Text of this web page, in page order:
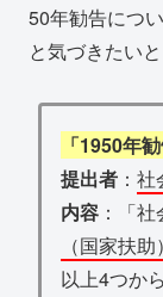
50年勧告につ
と気づきたいと
「1950年勧
提出者 ： 社
内容 ：「
（国家扶
以上4つか